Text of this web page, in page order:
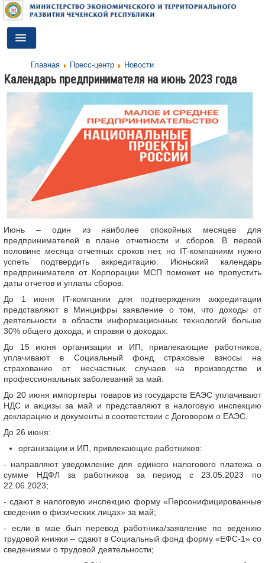
Toggle
Navigation
ДЕЯТЕЛЬНОСТЬ
О МИНИСТЕРСТВЕ
ДОКУМЕНТЫ
ПРЕСС-ЦЕНТР
ПРОТИВОДЕЙСТВИЕ КОРРУПЦИИ
АНТИТЕРРОР
КОНТАКТЫ
ОБРАТНАЯ СВЯЗЬ
Главная Пресс-центр Новости
Календарь предпринимателя на июнь 2023 года
Июнь – один из наиболее спокойных месяцев для
предпринимателей в плане отчетности и сборов. В первой
половине месяца отчетных сроков нет, но IT-компаниям нужно
успеть подтвердить аккредитацию. Июньский календарь
предпринимателя от Корпорации МСП поможет не пропустить
даты отчетов и уплаты сборов.
До 1 июня IT-компании для подтверждения аккредитации
представляют в Минцифры заявление о том, что доходы от
деятельности в области информационных технологий больше
30% общего дохода, и справки о доходах.
До 15 июня организации и ИП, привлекающие работников,
уплачивают в Социальный фонд страховые взносы на
страхование от несчастных случаев на производстве и
профессиональных заболеваний за май.
До 20 июня импортеры товаров из государств ЕАЭС уплачивают
НДС и акцизы за май и представляют в налоговую инспекцию
декларацию и документы в соответствии с Договором о ЕАЭС.
До 26 июня:
организации и ИП, привлекающие работников:
- направляют уведомление для единого налогового платежа о
сумме НДФЛ за работников за период с 23.05.2023 по
22.06.2023;
- сдают в налоговую инспекцию форму «Персонифицированные
сведения о физических лицах» за май;
- если в мае был перевод работника/заявление по ведению
трудовой книжки – сдают в Социальный фонд форму «ЕФС-1» со
сведениями о трудовой деятельности;